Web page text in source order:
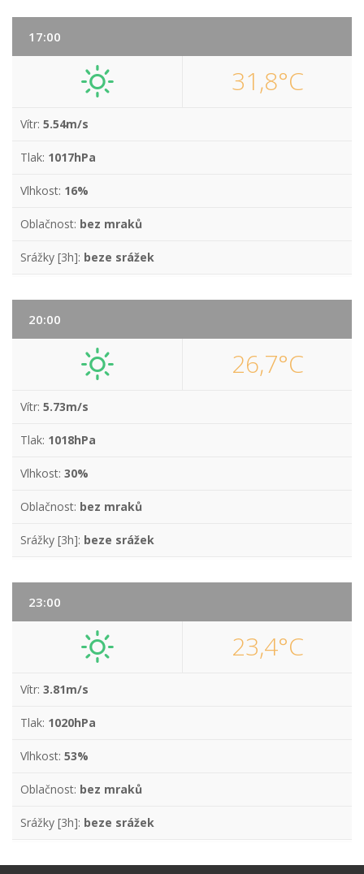
17:00
31,8°C
Vítr: 5.54m/s
Tlak: 1017hPa
Vlhkost: 16%
Oblačnost: bez mraků
Srážky [3h]: beze srážek
20:00
26,7°C
Vítr: 5.73m/s
Tlak: 1018hPa
Vlhkost: 30%
Oblačnost: bez mraků
Srážky [3h]: beze srážek
23:00
23,4°C
Vítr: 3.81m/s
Tlak: 1020hPa
Vlhkost: 53%
Oblačnost: bez mraků
Srážky [3h]: beze srážek